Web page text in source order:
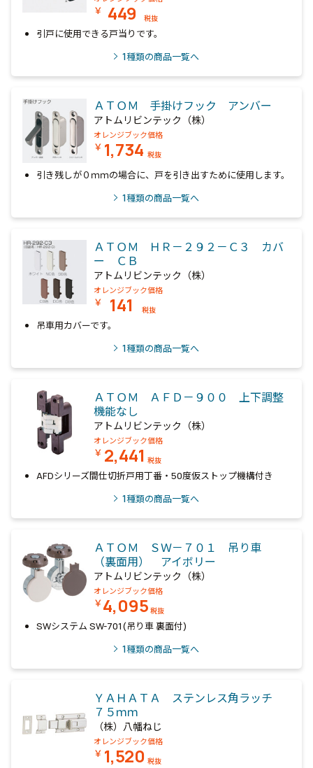
￥ 449 税抜
引戸に使用できる戸当りです。
1種類の商品一覧へ
ＡＴＯＭ 手掛けフック アンバー
アトムリビンテック（株）
オレンジブック価格
￥ 1,734 税抜
引き残しが０ｍｍの場合に、戸を引き出すために使用します。
1種類の商品一覧へ
ＡＴＯＭ ＨＲ－２９２－Ｃ３ カバ
ー ＣＢ
アトムリビンテック（株）
オレンジブック価格
￥ 141 税抜
吊車用カバーです。
1種類の商品一覧へ
ＡＴＯＭ ＡＦＤ－９００ 上下調整
機能なし
アトムリビンテック（株）
オレンジブック価格
￥ 2,441 税抜
AFDシリーズ間仕切折戸用丁番・50度仮ストップ機構付き
1種類の商品一覧へ
ＡＴＯＭ ＳＷ－７０１ 吊り車
（裏面用） アイボリー
アトムリビンテック（株）
オレンジブック価格
￥4,095 税抜
SWシステム SW-701(吊り車 裏面付)
1種類の商品一覧へ
ＹＡＨＡＴＡ ステンレス角ラッチ
７５ｍｍ
（株）八幡ねじ
オレンジブック価格
￥ 1,520 税抜